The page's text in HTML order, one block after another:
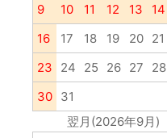
9
10 11 12 13 14
16
17 18 19 20 21
23
24 25 26 27 28
30 31
翌月(2026年9月)